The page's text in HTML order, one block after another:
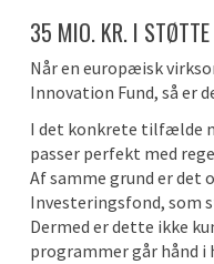
35 MIO. KR. I STØTTE
Når en europæisk
Innovation Fund, så er
I det konkrete tilfælde
passer perfekt med
Af samme grund er det
Investeringsfond, som
Dermed er dette ikke
programmer går hånd i